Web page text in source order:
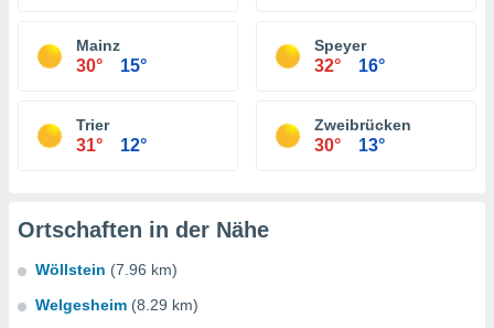
Mainz
30° 15°
Speyer
32° 16°
Trier
31° 12°
Zweibrücken
30° 13°
Ortschaften in der Nähe
Wöllstein (7.96 km)
Welgesheim (8.29 km)